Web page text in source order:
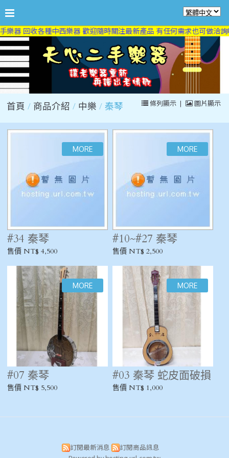
樂器 回收各種中西樂器 歡迎隨時關注最新產品 有任何需求也可做洽詢
首頁 商品介紹 中樂 秦琴 條列顯示 | 圖片顯示
#34 秦琴
售價 NT$ 4,500
#10~#27 秦琴
售價 NT$ 2,500
#07 秦琴
售價 NT$ 5,500
#03 秦琴 蛇皮面破損
售價 NT$ 1,000
訂閱最新消息
訂閱商品訊息